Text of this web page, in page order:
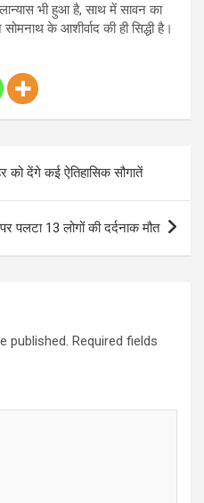
भी हुआ है, साथ में सावन का
के आशीर्वाद की ही सिद्धी है।
को देंगे कई ऐतिहासिक सौगातें
पलटा 13 लोगों की दर्दनाक मौत
published. Required fields